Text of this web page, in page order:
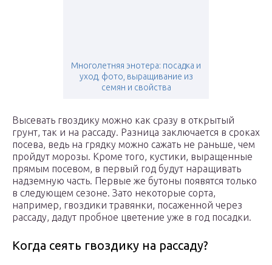
Многолетняя энотера: посадка и
уход, фото, выращивание из
семян и свойства
Высевать гвоздику можно как сразу в открытый
грунт, так и на рассаду. Разница заключается в сроках
посева, ведь на грядку можно сажать не раньше, чем
пройдут морозы. Кроме того, кустики, выращенные
прямым посевом, в первый год будут наращивать
надземную часть. Первые же бутоны появятся только
в следующем сезоне. Зато некоторые сорта,
например, гвоздики травянки, посаженной через
рассаду, дадут пробное цветение уже в год посадки.
Когда сеять гвоздику на рассаду?